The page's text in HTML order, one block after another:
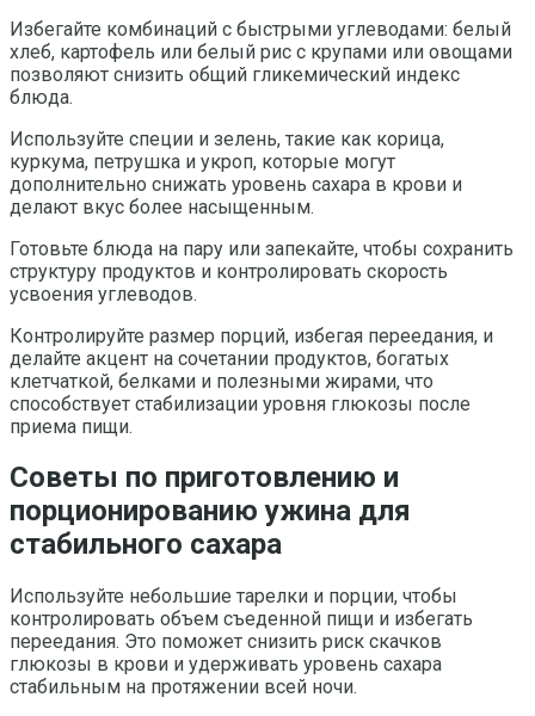
Избегайте комбинаций с быстрыми углеводами: белый
хлеб, картофель или белый рис с крупами или овощами
позволяют снизить общий гликемический индекс
блюда.
Используйте специи и зелень, такие как корица,
куркума, петрушка и укроп, которые могут
дополнительно снижать уровень сахара в крови и
делают вкус более насыщенным.
Готовьте блюда на пару или запекайте, чтобы сохранить
структуру продуктов и контролировать скорость
усвоения углеводов.
Контролируйте размер порций, избегая переедания, и
делайте акцент на сочетании продуктов, богатых
клетчаткой, белками и полезными жирами, что
способствует стабилизации уровня глюкозы после
приема пищи.
Советы по приготовлению и
порционированию ужина для
стабильного сахара
Используйте небольшие тарелки и порции, чтобы
контролировать объем съеденной пищи и избегать
переедания. Это поможет снизить риск скачков
глюкозы в крови и удерживать уровень сахара
стабильным на протяжении всей ночи.